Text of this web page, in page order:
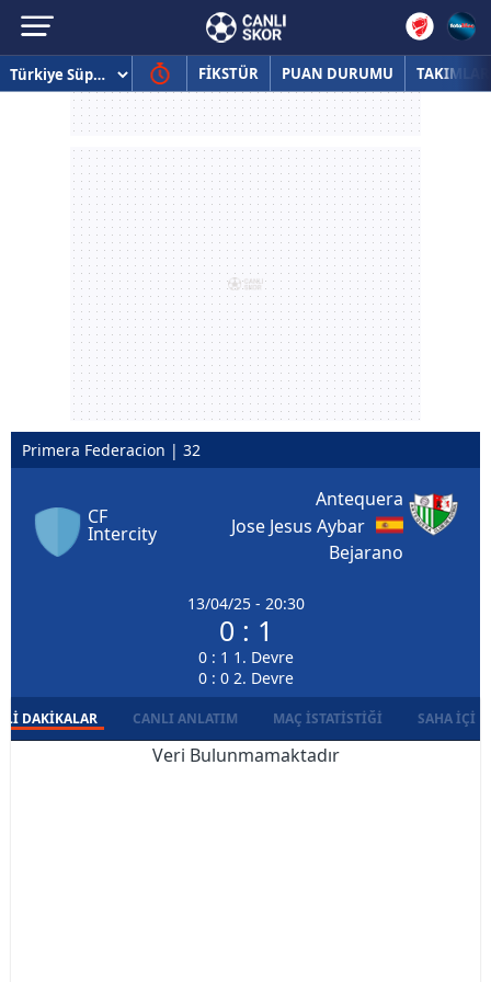
FİKSTÜR PUAN DURUMU TAKIMLAR
Primera Federacion | 32
CF
Intercity
13/04/25 - 20:30
0 : 1
0 : 1 1. Devre
0 : 0 2. Devre
Antequera
Jose Jesus Aybar
Bejarano
DAKIKALAR CANLI ANLATIM MAÇ İSTATISTIĞI SAHA İÇI
Veri Bulunmamaktadır